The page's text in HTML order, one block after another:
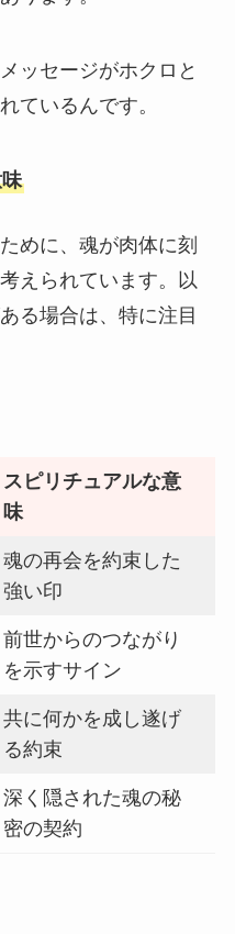
ッセージがホクロと
ているんです。
めに、魂が肉体に刻
えられています。以
る場合は、特に注目
スピリチュアルな意
味
魂の再会を約束した
強い印
前世からのつながり
を示すサイン
共に何かを成し遂げ
る約束
深く隠された魂の秘
密の契約